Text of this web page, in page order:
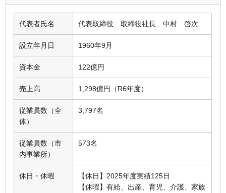
代表者氏名 代表取締役 取締役社長 中村 啓次
設立年月日 1960年9月
資本金 122億円
売上高 1,298億円（R6年度）
従業員数（全
体）
3,797名
従業員数（市
内事業所）
573名
休日・休暇
【休日】2025年度実績125日
【休暇】有給、出産、育児、介護、家族